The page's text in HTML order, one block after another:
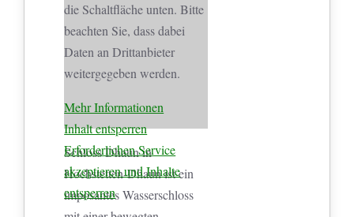
die Schaltfläche unten. Bitte
beachten Sie, dass dabei
Daten an Drittanbieter
weitergegeben werden.
Mehr Informationen
Inhalt entsperren
Erforderlichen Service
akzeptieren und Inhalte
entsperren
Schloss Dhaun in
Hochstetten-Dhaun ist ein
imposantes Wasserschloss